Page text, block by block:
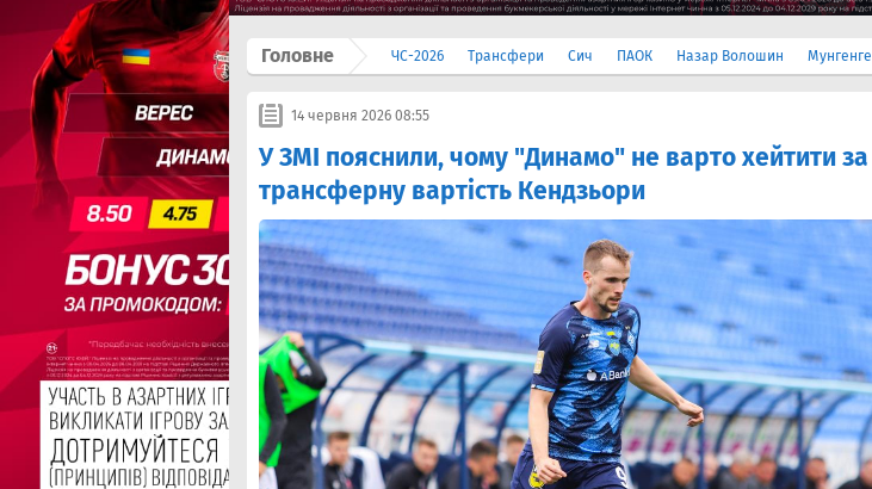
Головне ЧС-2026 Трансфери Сич ПАОК Назар Волошин Мунгенге
14 червня 2026 08:55
У ЗМІ пояснили, чому "Динамо" не варто хейтити за
трансферну вартість Кендзьори